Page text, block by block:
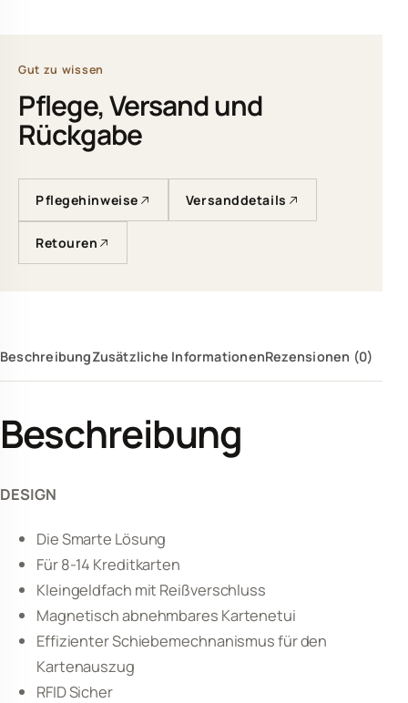
Gut zu wissen
Pflege, Versand und
Rückgabe
Pflegehinweise Versanddetails
Retouren
BeschreibungZusätzliche InformationenRezensionen (0)
Beschreibung
DESIGN
Die Smarte Lösung
Für 8-14 Kreditkarten
Kleingeldfach mit Reißverschluss
Magnetisch abnehmbares Kartenetui
Effizienter Schiebemechnanismus für den
Kartenauszug
RFID Sicher